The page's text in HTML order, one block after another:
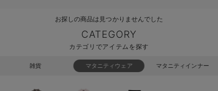
買って正解！高評価レビューアイテム
冬に可愛いニットがお得！
親子コーデ｜ママとベビーにおすすめ！
お探しの商品は見つかりませんでした
CATEGORY
カテゴリでアイテムを探す
雑貨 マタニティウェア マタニティインナー